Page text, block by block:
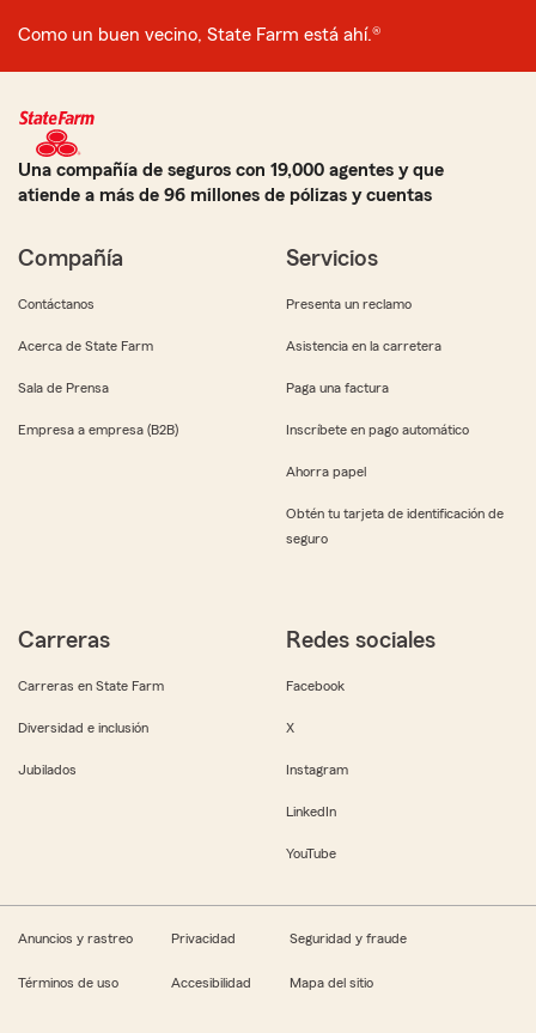
Como un buen vecino, State Farm está ahí.®
Una compañía de seguros con 19,000 agentes y que
atiende a más de 96 millones de pólizas y cuentas
Compañía
Contáctanos
Acerca de State Farm
Sala de Prensa
Empresa a empresa (B2B)
Servicios
Presenta un reclamo
Asistencia en la carretera
Paga una factura
Inscríbete en pago automático
Ahorra papel
Obtén tu tarjeta de identificación de
seguro
Carreras
Carreras en State Farm
Diversidad e inclusión
Jubilados
Redes sociales
Facebook
X
Instagram
LinkedIn
YouTube
Anuncios y rastreo Privacidad Seguridad y fraude
Términos de uso Accesibilidad Mapa del sitio